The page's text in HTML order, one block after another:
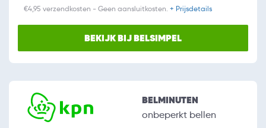
€4,95 verzendkosten - Geen aansluitkosten. + Prijsdetails
BEKIJK BIJ BELSIMPEL
BELMINUTEN
onbeperkt bellen